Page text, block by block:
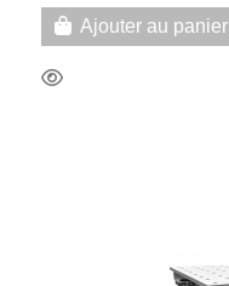
Ajouter au panier